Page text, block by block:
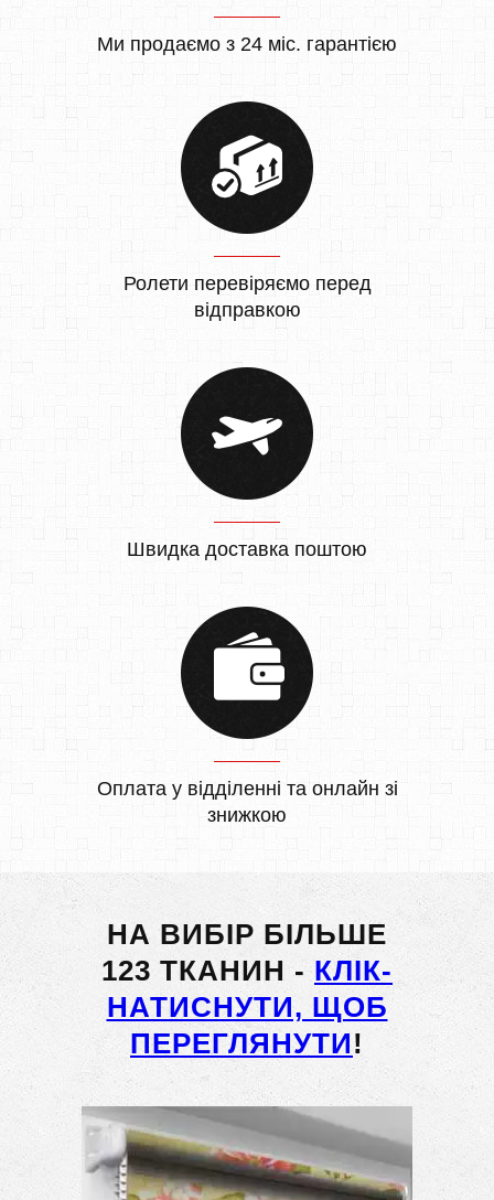
Ми продаємо з 24 міс. гарантією
Ролети перевіряємо перед
відправкою
Швидка доставка поштою
Оплата у відділенні та онлайн зі
знижкою
НА ВИБІР БІЛЬШЕ
123 ТКАНИН - КЛІК-
НАТИСНУТИ, ЩОБ
ПЕРЕГЛЯНУТИ!